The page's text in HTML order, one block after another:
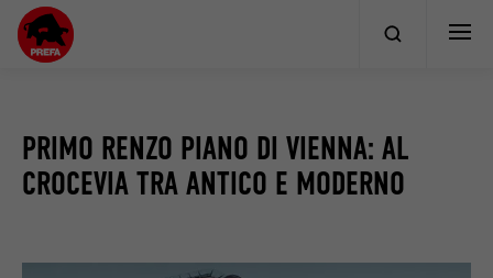
PRIMO RENZO PIANO DI VIENNA: AL
CROCEVIA TRA ANTICO E MODERNO